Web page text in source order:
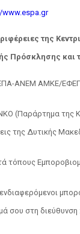
www.espa.gr
της
Πρόσκλησης και
ΑΝΕΜ ΑΜΚΕ/
(Παράρτημα της
της Δυτικής
τόπους
ενδιαφερόμενοι
σου στη διεύθυνση